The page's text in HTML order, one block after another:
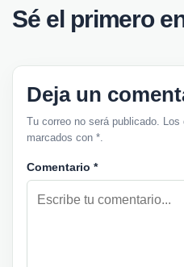
Sé el primero
Deja un
Tu correo no será publicado.
marcados con *.
Comentario *